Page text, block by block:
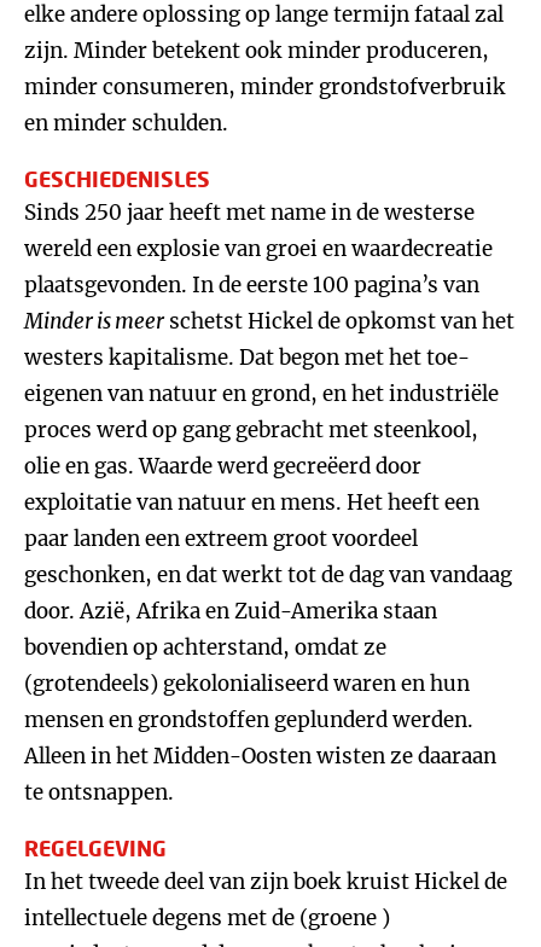
elke andere oplossing op lange termijn fataal zal
zijn. Minder betekent ook minder produceren,
minder consumeren, minder grondstofverbruik
en minder schulden.
GESCHIEDENISLES
Sinds 250 jaar heeft met name in de westerse
wereld een explosie van groei en waardecreatie
plaatsgevonden. In de eerste 100 pagina’s van
Minder is meerschetst Hickel de opkomst van het
westers kapitalisme. Dat begon met het toe-
eigenen van natuur en grond, en het industriële
proces werd op gang gebracht met steenkool,
olie en gas. Waarde werd gecreëerd door
exploitatie van natuur en mens. Het heeft een
paar landen een extreem groot voordeel
geschonken, en dat werkt tot de dag van vandaag
door. Azië, Afrika en Zuid-Amerika staan
bovendien op achterstand, omdat ze
(grotendeels) gekolonialiseerd waren en hun
mensen en grondstoffen geplunderd werden.
Alleen in het Midden-Oosten wisten ze daaraan
te ontsnappen.
REGELGEVING
In het tweede deel van zijn boek kruist Hickel de
intellectuele degens met de (groene )